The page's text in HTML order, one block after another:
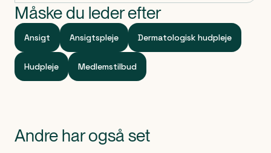
genopretter den hudbarrieren, så fordampningen
mindskes.
Den omgående og intensive langvarige fugttilførsel
sikrer optimal velvære. Huden efterlades blød, smidig
og genopfrisket. Kamuflerer ujævnheder og giver en
naturlig glød. Mild duft. Dermatologisk testet.
Måske du leder efter
Ansigt Ansigtspleje Dermatologisk hudpleje
Hudpleje Medlemstilbud
Andre har også set